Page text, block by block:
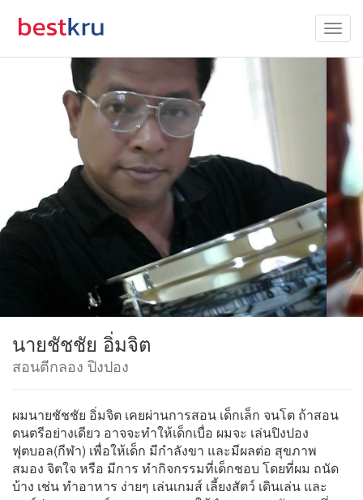
นายชัชชัย อิ่มจิต
สอนตีกลอง ปิงปอง
ผมนายชัชชัย อิ่มจิต เคยผ่านการสอน เด็กเล็ก จนโต ถ้าสอน
ดนตรีอย่างเดียว อาจจะทำให้เด็กเบื่อ ผมจะ เล่นปิงปอง
ฟุตบอล(กีฬา) เพื่อให้เด็ก มีกำลังขา และมีผลต่อ สุขภาพ
สมอง จิตใจ หรือ มีการ ทำกิจกรรมที่เด็กชอบ โดยที่ผม ถนัด
บ้าง เช่น ทำอาหาร ง่ายๆ เล่นเกมส์ เลี้ยงสัตว์ เดินเล่น และ